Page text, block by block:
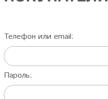
Телефон или email:
Пароль: